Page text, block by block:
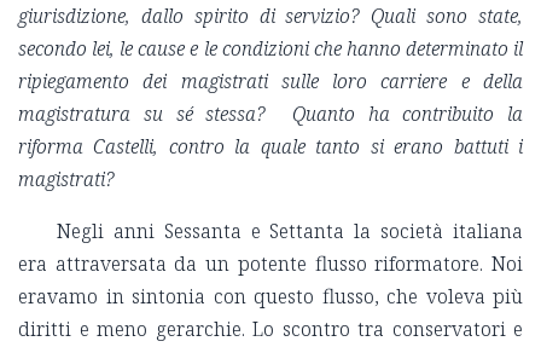
giurisdizione, dallo spirito di servizio? Quali sono state,
secondo lei, le cause e le condizioni che hanno determinato il
ripiegamento dei magistrati sulle loro carriere e della
magistratura su sé stessa? Quanto ha contribuito la
riforma Castelli, contro la quale tanto si erano battuti i
magistrati?
Negli anni Sessanta e Settanta la società italiana
era attraversata da un potente flusso riformatore. Noi
eravamo in sintonia con questo flusso, che voleva più
diritti e meno gerarchie. Lo scontro tra conservatori e